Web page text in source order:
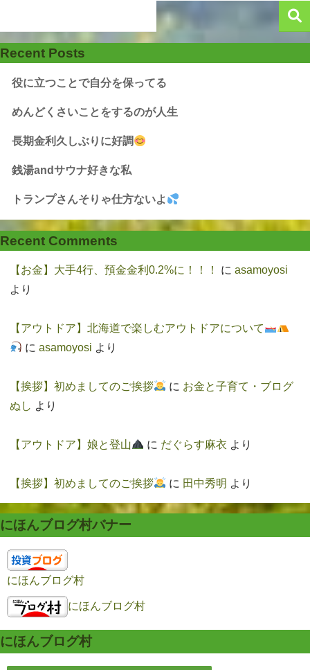
Recent Posts
役に立つことで自分を保ってる
めんどくさいことをするのが人生
長期金利久しぶりに好調
銭湯andサウナ好きな私
トランプさんそりゃ仕方ないよ
Recent Comments
【お金】大手4行、預金金利0.2%に！！！ に asamoyosi
より
【アウトドア】北海道で楽しむアウトドアについて
に asamoyosi より
【挨拶】初めましてのご挨拶 に お金と子育て・ブログ
ぬし より
【アウトドア】娘と登山 に だぐらす麻衣 より
【挨拶】初めましてのご挨拶 に 田中秀明 より
にほんブログ村バナー
にほんブログ村
にほんブログ村
にほんブログ村